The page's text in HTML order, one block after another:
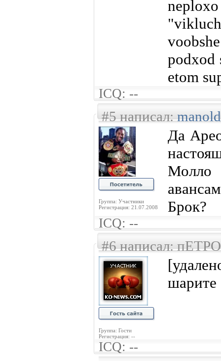
podxod
etom
ICQ: --
#5 написал:
Группа: Участники
Регистрация: 21.07.2008
Да
Брок?
ICQ: --
#6 написал:
Группа: Гости
Регистрация: --
ICQ: --